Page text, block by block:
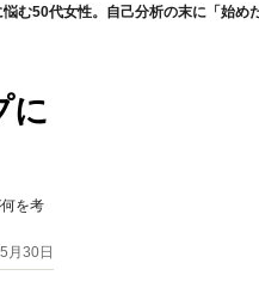
む50代女性。自己分析の末に「始め
に
を考
月30日